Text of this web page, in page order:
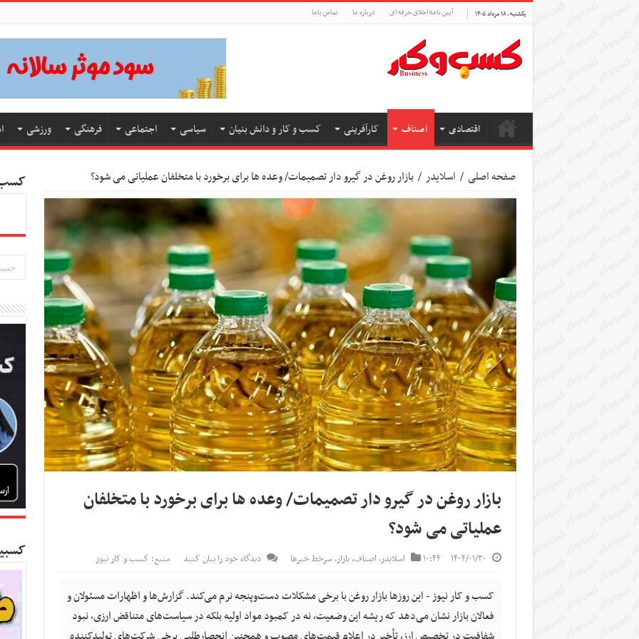
یکشنبه , ۱۸ مرداد ۱۴۰۵ آیین نامه اخلاق حرفه ای درباره ما تماس باما
اقتصادی اصناف کارآفرینی کسب و کار و دانش بنیان سیاسی اجتماعی فرهنگی ورزشی
صفحه اصلی / اسلایدر / بازار روغن در گیرو دار تصمیمات/ وعده ها برای برخورد با متخلفان عملیاتی می شود؟
بازار روغن در گیرو دار تصمیمات/ وعده ها برای برخورد با متخلفان
عملیاتی می شود؟
۱۴۰۴/۰۱/۳۰ ۱۰:۴۴ اسلایدر,اصناف,بازار,سرخط خبرها دیدگاه خود را بیان کنید منبع: کسب و کار نیوز
کسب و کار نیوز - این روزها بازار روغن با برخی مشکلات دست‌وپنجه نرم می‌کند. گزارش‌ها و اظهارات مسئولان و
فعالان بازار نشان می‌دهد که ریشه‌ این وضعیت، نه در کمبود مواد اولیه بلکه در سیاست‌های متناقض ارزی، نبود
کسب